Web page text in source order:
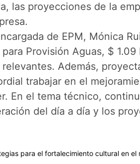
las proyecciones de la
de EPM, Mónica
Provisión Aguas, $
Además,
trabajar en el
En el tema técnico,
del día a día y los